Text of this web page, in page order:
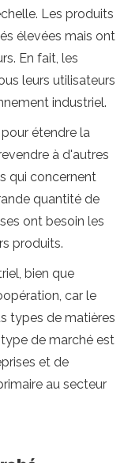
Les produits
élevées mais ont
En fait, les
leurs utilisateurs
industriel.
étendre la
à d'autres
qui concernent
quantité de
ont besoin les
produits.
bien que
car le
types de matières
de marché est
et de
au secteur